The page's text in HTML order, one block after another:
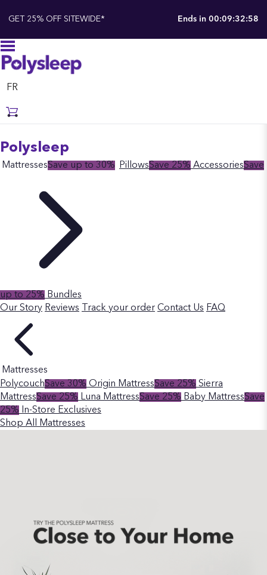
GET 25% OFF SITEWIDE* Ends in 00:09:32:57
FR
Polysleep
MattressesSave up to 30% PillowsSave 25% AccessoriesSave
up to 25% Bundles
Our Story Reviews Track your order Contact Us FAQ
Mattresses
PolycouchSave 30% Origin MattressSave 25% Sierra
MattressSave 25% Luna MattressSave 25% Baby MattressSave
25%
In-Store Exclusives
Shop All Mattresses